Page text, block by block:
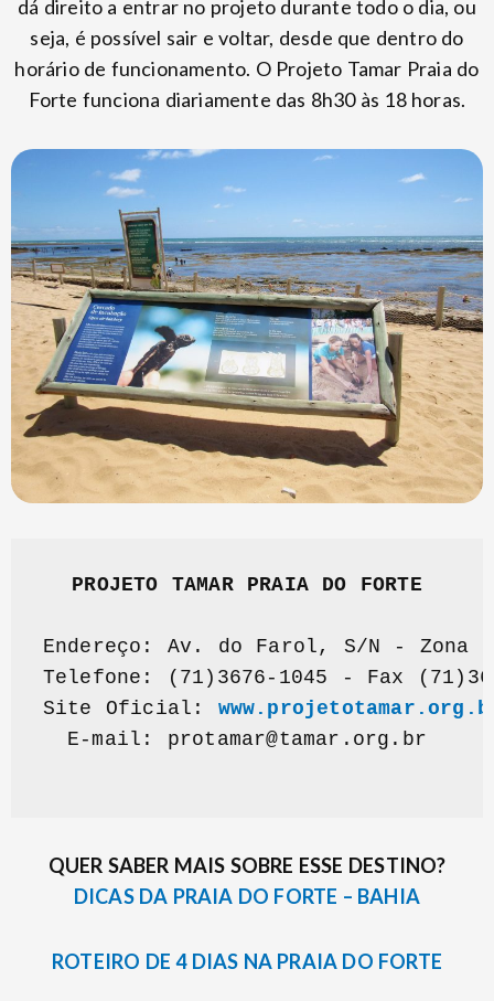
dá direito a entrar no projeto durante todo o dia, ou
seja, é possível sair e voltar, desde que dentro do
horário de funcionamento. O Projeto Tamar Praia do
Forte funciona diariamente das 8h30 às 18 horas.
PROJETO TAMAR PRAIA DO FORTE
Endereço: Av. do Farol, S/N - Zona
Telefone: (71)3676-1045 - Fax
Site Oficial:
E-mail: protamar@tamar.org.br
QUER SABER MAIS SOBRE ESSE DESTINO?
DICAS DA PRAIA DO FORTE – BAHIA
ROTEIRO DE 4 DIAS NA PRAIA DO FORTE